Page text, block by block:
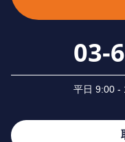
03-
平⽇ 9:00 -